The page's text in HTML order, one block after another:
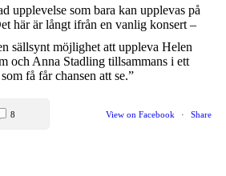
upplevelse som bara kan upplevas på
här är långt ifrån en vanlig konsert –
sällsynt möjlighet att uppleva Helen
och Anna Stadling tillsammans i ett
få får chansen att se.”
View on Facebook · Share
8